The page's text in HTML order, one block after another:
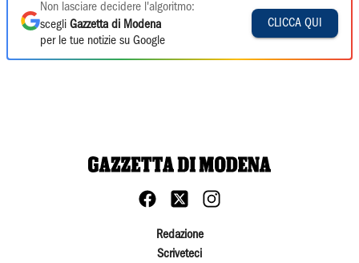
Non lasciare decidere l'algoritmo:
scegli Gazzetta di Modena
per le tue notizie su Google
CLICCA QUI
Redazione
Scriveteci